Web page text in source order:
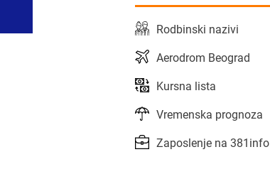
Rodbinski nazivi
Aerodrom Beograd
Kursna lista
Vremenska prognoza
Zaposlenje na 381info